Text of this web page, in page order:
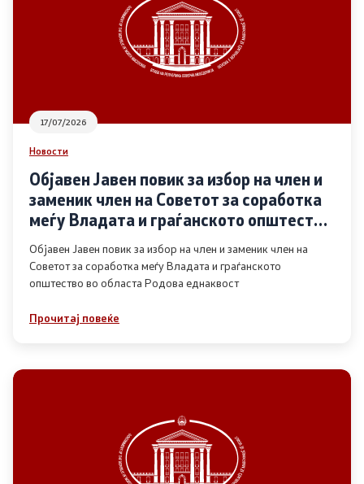
Основање на здружение
Дијалог меѓу Владата и граѓанскиот сектор
Отворени денови за иницијативи на граѓанските
организации
Финансиска поддршка
17/07/2026
Новости
Објавен Јавен повик за избор на член и
заменик член на Советот за соработка
меѓу Владата и граѓанското општество
во областа Родова еднаквост
Објавен Јавен повик за избор на член и заменик член на
Советот за соработка меѓу Владата и граѓанското
општество во областа Родова еднаквост
Прочитај повеќе